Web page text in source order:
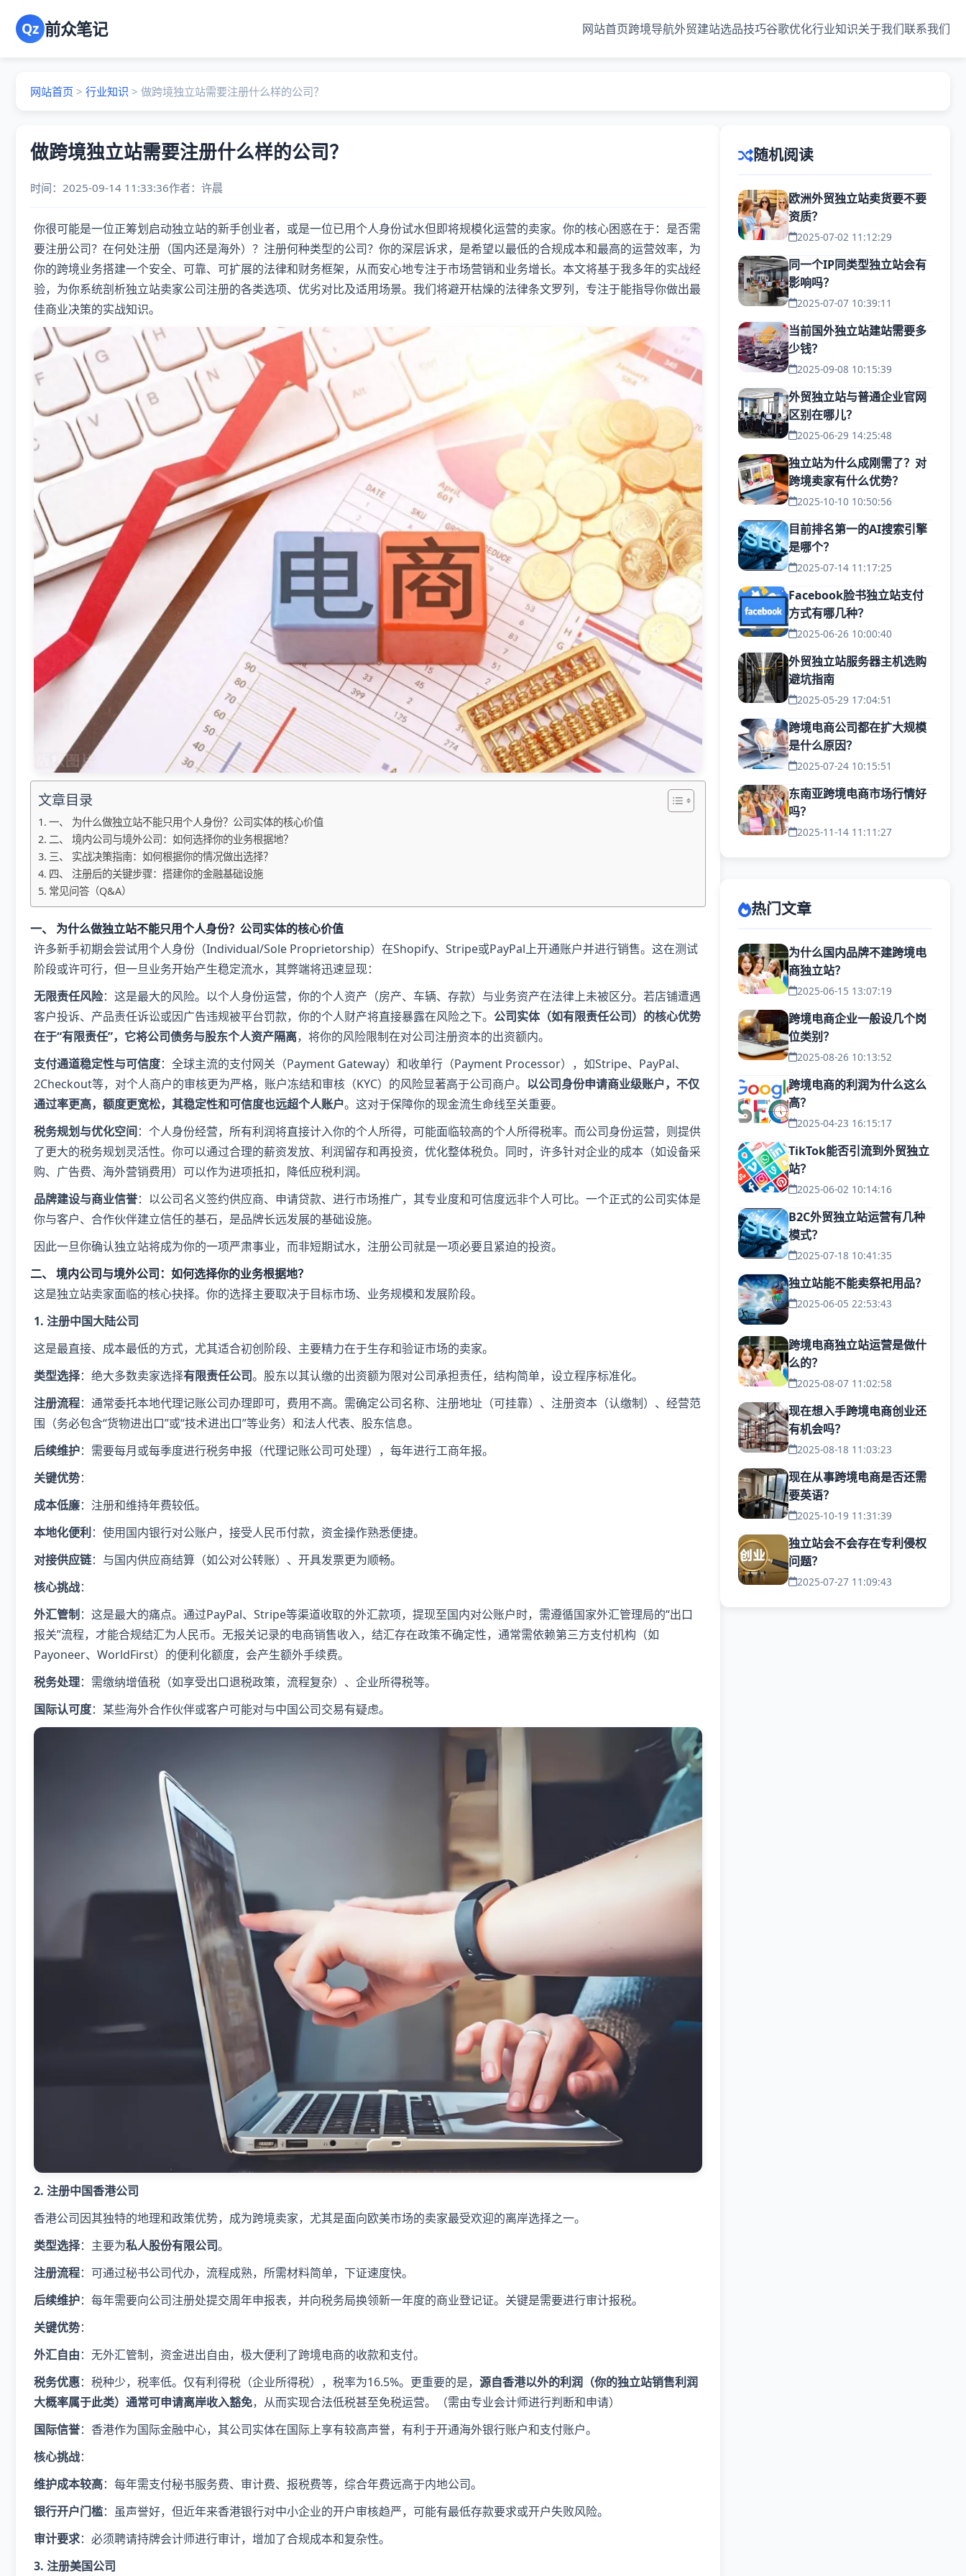
Qz 前众笔记 网站首页跨境导航外贸建站选品技巧谷歌优化行业知识关于我们联系我们
网站首页 > 行业知识 > 做跨境独立站需要注册什么样的公司？
做跨境独立站需要注册什么样的公司？
时间：2025-09-14 11:33:36作者： 许晨
你很可能是一位正筹划启动独立站的新手创业者，或是一位已用个人身份试水但即将规模化运营的卖家。你的核心困惑在于：是否需
要注册公司？在何处注册（国内还是海外）？注册何种类型的公司？你的深层诉求，是希望以最低的合规成本和最高的运营效率，为
你的跨境业务搭建一个安全、可靠、可扩展的法律和财务框架，从而安心地专注于市场营销和业务增长。本文将基于我多年的实战经
验，为你系统剖析独立站卖家公司注册的各类选项、优劣对比及适用场景。我们将避开枯燥的法律条文罗列，专注于能指导你做出最
佳商业决策的实战知识。
文章目录
一、 为什么做独立站不能只用个人身份？公司实体的核心价值
二、 境内公司与境外公司：如何选择你的业务根据地？
三、 实战决策指南：如何根据你的情况做出选择？
四、 注册后的关键步骤：搭建你的金融基础设施
常见问答（Q&A）
一、 为什么做独立站不能只用个人身份？公司实体的核心价值
许多新手初期会尝试用个人身份（Individual/Sole Proprietorship）在Shopify、Stripe或PayPal上开通账户并进行销售。这在测试
阶段或许可行，但一旦业务开始产生稳定流水，其弊端将迅速显现：
​无限责任风险​​：这是最大的风险。以个人身份运营，你的个人资产（房产、车辆、存款）与业务资产在法律上未被区分。若店铺遭遇
客户投诉、产品责任诉讼或因广告违规被平台罚款，你的个人财产将直接暴露在风险之下。​ ​公司实体（如有限责任公司）的核心优势
在于“有限责任”，它将公司债务与股东个人资产隔离​​，将你的风险限制在对公司注册资本的出资额内。
​支付通道稳定性与可信度​​：全球主流的支付网关（Payment Gateway）和收单行（Payment Processor），如Stripe、PayPal、
2Checkout等，对个人商户的审核更为严格，账户冻结和审核（KYC）的风险显著高于公司商户。​ ​以公司身份申请商业级账户，不仅
通过率更高，额度更宽松，其稳定性和可信度也远超个人账户​​。这对于保障你的现金流生命线至关重要。
​税务规划与优化空间​​：个人身份经营，所有利润将直接计入你的个人所得，可能面临较高的个人所得税率。而公司身份运营，则提供
了更大的税务规划灵活性。你可以通过合理的薪资发放、利润留存和再投资，优化整体税负。同时，许多针对企业的成本（如设备采
购、广告费、海外营销费用）可以作为进项抵扣，降低应税利润。
​品牌建设与商业信誉​​：以公司名义签约供应商、申请贷款、进行市场推广，其专业度和可信度远非个人可比。一个正式的公司实体是
你与客户、合作伙伴建立信任的基石，是品牌长远发展的基础设施。
因此一旦你确认独立站将成为你的一项严肃事业，而非短期试水，注册公司就是一项必要且紧迫的投资。
二、 境内公司与境外公司：如何选择你的业务根据地？
这是独立站卖家面临的核心抉择。你的选择主要取决于目标市场、业务规模和发展阶段。
1. 注册中国大陆公司
这是最直接、成本最低的方式，尤其适合初创阶段、主要精力在于生存和验证市场的卖家。
​类型选择​​：绝大多数卖家选择​​有限责任公司​​。股东以其认缴的出资额为限对公司承担责任，结构简单，设立程序标准化。
​注册流程​​：通常委托本地代理记账公司办理即可，费用不高。需确定公司名称、注册地址（可挂靠）、注册资本（认缴制）、经营范
围（务必包含“货物进出口”或“技术进出口”等业务）和法人代表、股东信息。
​后续维护​​：需要每月或每季度进行税务申报（代理记账公司可处理），每年进行工商年报。
​关键优势​​：
​成本低廉​​：注册和维持年费较低。
​本地化便利​ ​：使用国内银行对公账户，接受人民币付款，资金操作熟悉便捷。
​对接供应链​​：与国内供应商结算（如公对公转账）、开具发票更为顺畅。
​核心挑战​​：
​外汇管制​ ​：这是最大的痛点。通过PayPal、Stripe等渠道收取的外汇款项，提现至国内对公账户时，需遵循国家外汇管理局的“出口
报关”流程，才能合规结汇为人民币。无报关记录的电商销售收入，结汇存在政策不确定性，通常需依赖第三方支付机构（如
Payoneer、WorldFirst）的便利化额度，会产生额外手续费。
​税务处理​​：需缴纳增值税（如享受出口退税政策，流程复杂）、企业所得税等。
​国际认可度​​：某些海外合作伙伴或客户可能对与中国公司交易有疑虑。
2. 注册中国香港公司
香港公司因其独特的地理和政策优势，成为跨境卖家，尤其是面向欧美市场的卖家最受欢迎的离岸选择之一。
​类型选择​​：主要为​​私人股份有限公司​​。
​注册流程​​：可通过秘书公司代办，流程成熟，所需材料简单，下证速度快。
​后续维护​​：每年需要向公司注册处提交周年申报表，并向税务局换领新一年度的商业登记证。关键是需要进行审计报税。
​关键优势​​：
​外汇自由​​：无外汇管制，资金进出自由，极大便利了跨境电商的收款和支付。
​税务优惠​​：税种少，税率低。仅有利得税（企业所得税），税率为16.5%。更重要的是，​ ​源自香港以外的利润（你的独立站销售利润
大概率属于此类）通常可申请离岸收入豁免​​，从而实现合法低税甚至免税运营。（需由专业会计师进行判断和申请）
​国际信誉​​：香港作为国际金融中心，其公司实体在国际上享有较高声誉，有利于开通海外银行账户和支付账户。
​核心挑战​​：
​维护成本较高​​：每年需支付秘书服务费、审计费、报税费等，综合年费远高于内地公司。
​银行开户门槛​​：虽声誉好，但近年来香港银行对中小企业的开户审核趋严，可能有最低存款要求或开户失败风险。
​审计要求​​：必须聘请持牌会计师进行审计，增加了合规成本和复杂性。
3. 注册美国公司
随机阅读
欧洲外贸独立站卖货要不要
资质？
2025-07-02 11:12:29
同一个IP同类型独立站会有
影响吗？
2025-07-07 10:39:11
当前国外独立站建站需要多
少钱？
2025-09-08 10:15:39
外贸独立站与普通企业官网
区别在哪儿？
2025-06-29 14:25:48
独立站为什么成刚需了？对
跨境卖家有什么优势？
2025-10-10 10:50:56
目前排名第一的AI搜索引擎
是哪个？
2025-07-14 11:17:25
Facebook脸书独立站支付
方式有哪几种？
2025-06-26 10:00:40
外贸独立站服务器主机选购
避坑指南
2025-05-29 17:04:51
跨境电商公司都在扩大规模
是什么原因？
2025-07-24 10:15:51
东南亚跨境电商市场行情好
吗？
2025-11-14 11:11:27
热门文章
为什么国内品牌不建跨境电
商独立站？
2025-06-15 13:07:19
跨境电商企业一般设几个岗
位类别？
2025-08-26 10:13:52
跨境电商的利润为什么这么
高？
2025-04-23 16:15:17
TikTok能否引流到外贸独立
站？
2025-06-02 10:14:16
B2C外贸独立站运营有几种
模式？
2025-07-18 10:41:35
独立站能不能卖祭祀用品？
2025-06-05 22:53:43
跨境电商独立站运营是做什
么的？
2025-08-07 11:02:58
现在想入手跨境电商创业还
有机会吗？
2025-08-18 11:03:23
现在从事跨境电商是否还需
要英语？
2025-10-19 11:31:39
独立站会不会存在专利侵权
问题？
2025-07-27 11:09:43